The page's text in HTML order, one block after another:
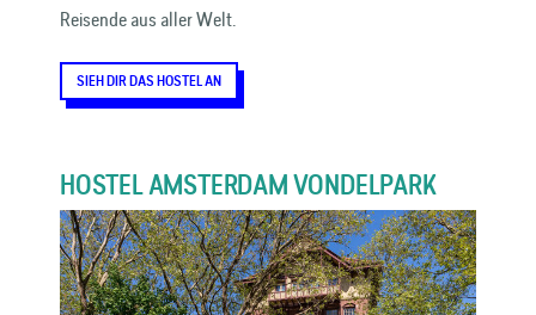
Reisende aus aller Welt.
SIEH DIR DAS HOSTEL AN
HOSTEL AMSTERDAM VONDELPARK